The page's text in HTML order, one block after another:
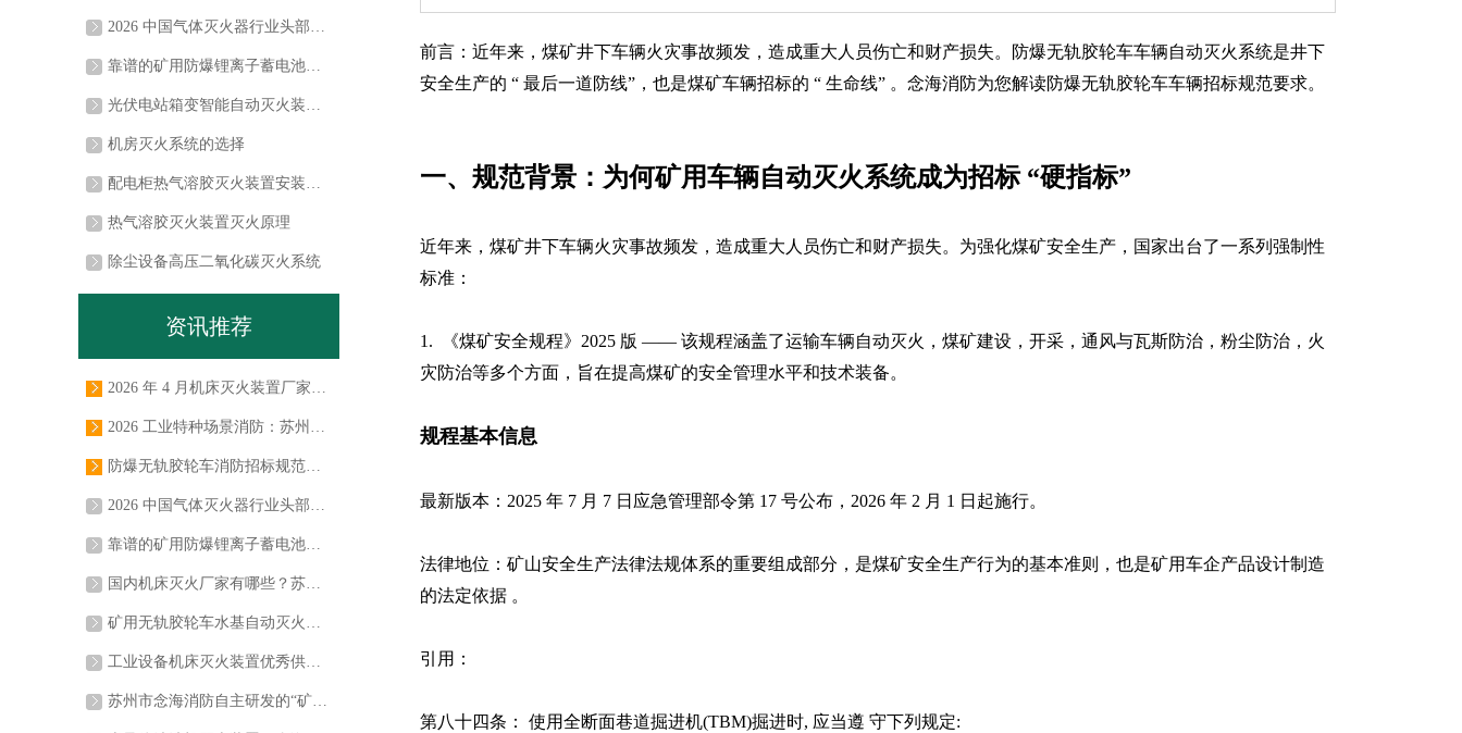
前言： 近年来，煤矿井下车辆火灾事故频发，造成重大人员伤亡和财产损失。防爆无轨胶轮车车辆自动灭火系统是井下
安全生产的 “ 最后一道防线” ，也是煤矿车辆招标的 “ 生命线” 。念海消防为您解读防爆无轨胶轮车车辆招标规范要求。
一、 规范背景：为何矿用车辆自动灭火系统成为招标“硬指标”
近年来，煤矿井下车辆火灾事故频发，造成重大人员伤亡和财产损失。为强化煤矿安全生产，国家出台了一系列强制性
标准：
1. 《煤矿安全规程》 2025 版 —— 该规程涵盖了运输车辆自动灭火，煤矿建设，开采，通风与瓦斯防治，粉尘防治，火
灾防治等多个方面，旨在提高煤矿的安全管理水平和技术装备。
规程基本信息
最新版本 ： 2025 年 7 月 7 日应急管理部令第 17 号公布， 2026 年 2 月 1 日起施行。
法律地位 ：矿山安全生产法律法规体系的重要组成部分，是煤矿安全生产行为的基本准则，也是矿用车企产品设计制造
的法定依据 。
引用：
第八十四条： 使用全断面巷道掘进机(TBM)掘进时, 应当遵 守下列规定:
2026 中国气体灭火器行业头部品牌与技术创新标杆企业盘点
靠谱的矿用防爆锂离子蓄电池无轨胶轮车自动灭火装置，该如何选？
光伏电站箱变智能自动灭火装置解决方案
机房灭火系统的选择
配电柜热气溶胶灭火装置安装方案
热气溶胶灭火装置灭火原理
除尘设备高压二氧化碳灭火系统
资讯推荐
2026 年 4 月机床灭火装置厂家推荐，自动机床 / 清洗机 / 走心机 / 搓丝机 / 磨床 / 火花机灭火装置，七氟丙烷二氧化碳灭火系统实力源头厂商
为帮助制造企业、设备采购部门、安全生产负责人高效筛选优质供应商，规避选型风险，降低采购决策成本，我们基于行业痛点与用户决策逻辑，构建了科学的综合测评体系，结合2026年行业市场表现、第三方检测数据、用户真实反馈，发布本次机床灭火装置实力厂商权威推荐榜单，为采购决策与招投标工作提供专业、客观的参考依据。
2026 工业特种场景消防：苏州念海消防引领的气体灭火系统深度解析
防爆无轨胶轮车消防招标规范要求解读
2026 中国气体灭火器行业头部品牌与技术创新标杆企业盘点
靠谱的矿用防爆锂离子蓄电池无轨胶轮车自动灭火装置，该如何选？
国内机床灭火厂家有哪些？苏州市念海消防技术有限公司
矿用无轨胶轮车水基自动灭火装置顺利按照完成，念海消防助力内蒙智能煤炭矿业安全生产
工业设备机床灭火装置优秀供应商
苏州市念海消防自主研发的“矿用车载水基型机械灭火装置”获得专业机构检测报告